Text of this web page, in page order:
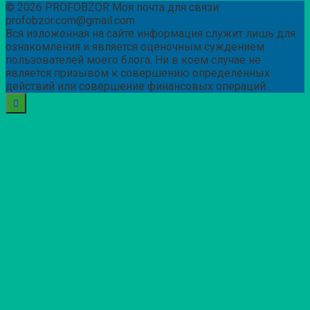
© 2026 PROFOBZOR Моя почта для связи:
profobzor.com@gmail.com
Вся изложенная на сайте информация служит лишь для
ознакомления и является оценочным суждением
пользователей моего блога. Ни в коем случае не
является призывом к совершению определенных
действий или совершение финансовых операций.